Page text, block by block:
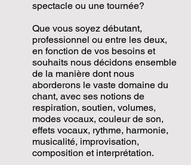
spectacle ou une tournée?
Que vous soyez débutant,
professionnel ou entre les deux,
en fonction de vos besoins et
souhaits nous décidons ensemble
de la manière dont nous
aborderons le vaste domaine du
chant, avec ses notions de
respiration, soutien, volumes,
modes vocaux, couleur de son,
effets vocaux, rythme, harmonie,
musicalité, improvisation,
composition et interprétation.